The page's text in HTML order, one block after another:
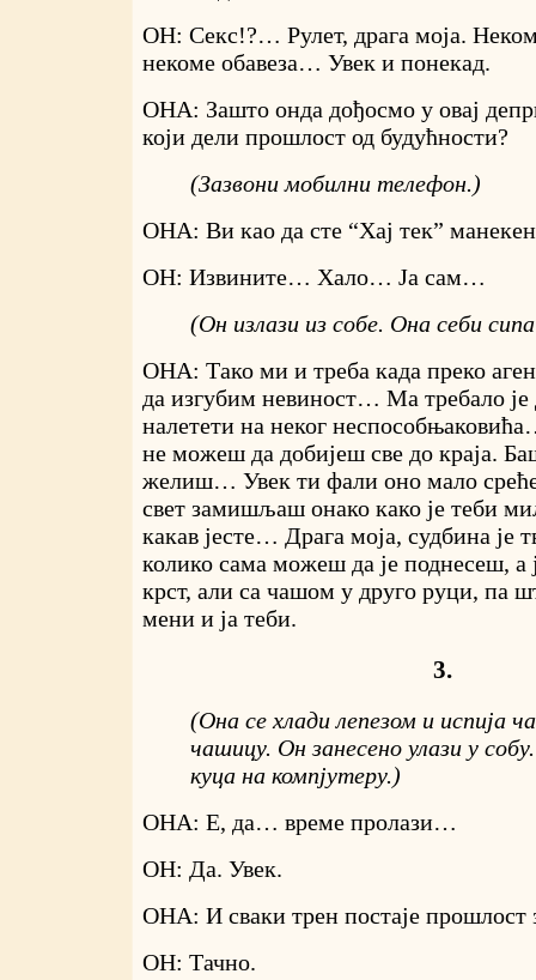
ОН: Секс!?… Рулет, драга моја.
некоме обавеза… Увек и понекад.
ОНА: Зашто онда дођосмо у овај
који дели прошлост од будућности?
(Зазвони мобилни телефон.)
ОНА: Ви као да сте “Хај тек”
ОН: Извините… Хало… Ја сам…
(Он излази из собе. Она себи
ОНА: Тако ми и треба када преко
да изгубим невиност… Ма требало је
налетети на неког
не можеш да добијеш све до краја.
желиш… Увек ти фали оно мало
свет замишљаш онако како је теби
какав јесте… Драга моја, судбина је
колико сама можеш да је поднесеш, а
крст, али са чашом у друго руци, па
мени и ја теби.
3.
(Она се хлади лепезом и испија
чашицу. Он занесено улази у
куца на компјутеру.)
ОНА: Е, да… време пролази…
ОН: Да. Увек.
ОНА: И сваки трен постаје прошлост
ОН: Тачно.